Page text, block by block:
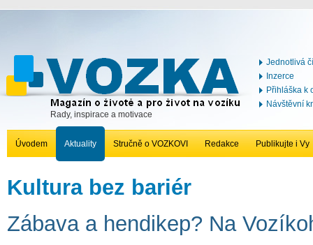
Rady, inspirace a motivace
Jednotlivá
Inzerce
Přihláška k
Návštěvní
Úvodem Aktuality Stručně o VOZKOVI Redakce Publikujte i Vy
Kultura bez bariér
Zábava a hendikep? Na